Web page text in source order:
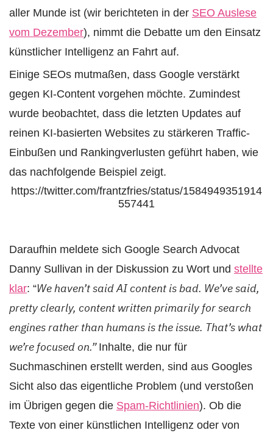
aller Munde ist (wir berichteten in der SEO Auslese
vom Dezember), nimmt die Debatte um den Einsatz
künstlicher Intelligenz an Fahrt auf.
Einige SEOs mutmaßen, dass Google verstärkt
gegen KI-Content vorgehen möchte. Zumindest
wurde beobachtet, dass die letzten Updates auf
reinen KI-basierten Websites zu stärkeren Traffic-
Einbußen und Rankingverlusten geführt haben, wie
das nachfolgende Beispiel zeigt.
https://twitter.com/frantzfries/status/1584949351914
557441
Daraufhin meldete sich Google Search Advocat
Danny Sullivan in der Diskussion zu Wort und stellte
klar: “We haven’t said AI content is bad. We’ve said,
pretty clearly, content written primarily for search
engines rather than humans is the issue. That’s what
we’re focused on.” Inhalte, die nur für
Suchmaschinen erstellt werden, sind aus Googles
Sicht also das eigentliche Problem (und verstoßen
im Übrigen gegen die Spam-Richtlinien). Ob die
Texte von einer künstlichen Intelligenz oder von